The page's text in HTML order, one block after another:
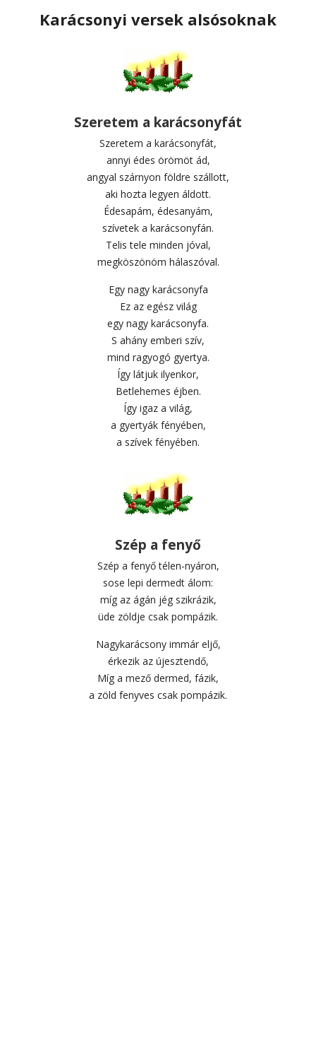
Karácsonyi versek alsósoknak
Szeretem a karácsonyfát
Szeretem a karácsonyfát,
annyi édes örömöt ád,
angyal szárnyon földre szállott,
aki hozta legyen áldott.
Édesapám, édesanyám,
szívetek a karácsonyfán.
Telis tele minden jóval,
megköszönöm hálaszóval.
Egy nagy karácsonyfa
Ez az egész világ
egy nagy karácsonyfa.
S ahány emberi szív,
mind ragyogó gyertya.
Így látjuk ilyenkor,
Betlehemes éjben.
Így igaz a világ,
a gyertyák fényében,
a szívek fényében.
Szép a fenyő
Szép a fenyő télen-nyáron,
sose lepi dermedt álom:
míg az ágán jég szikrázik,
üde zöldje csak pompázik.
Nagykarácsony immár eljő,
érkezik az újesztendő,
Míg a mező dermed, fázik,
a zöld fenyves csak pompázik.